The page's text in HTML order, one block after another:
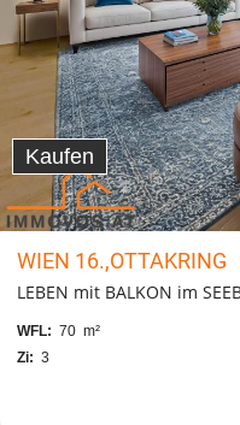
Kaufen
WIEN 16.,OTTAKRING
LEBEN mit BALKON im
WFL: 70 m²
Zi: 3